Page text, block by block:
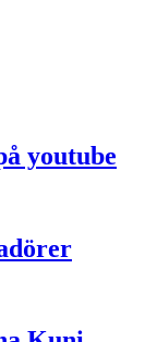
youtube